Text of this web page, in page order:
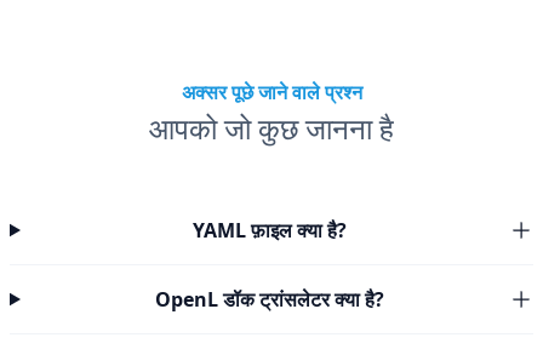
अक्सर पूछे जाने वाले प्रश्न
आपको जो कुछ जानना है
YAML फ़ाइल क्या है?
OpenL डॉक ट्रांसलेटर क्या है?